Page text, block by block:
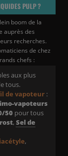
PULP ?
boom de la
auprès des
recherches.
de chez
chefs :
aux plus
tous.
de vapoteur :
vapoteurs
50 pour tous
, Sel de
,